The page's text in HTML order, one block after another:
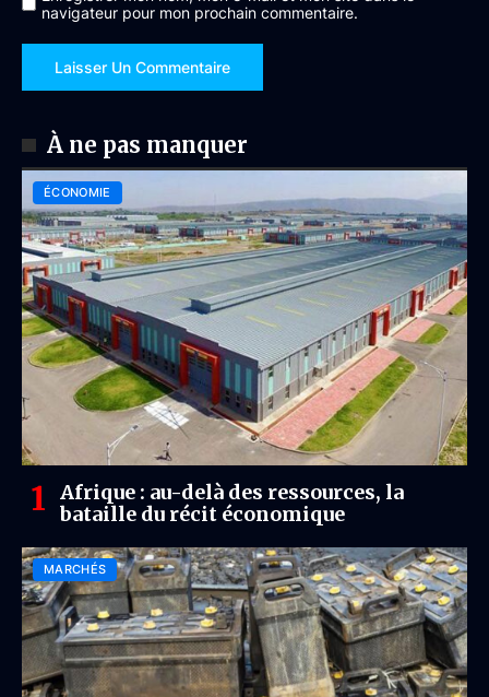
navigateur pour mon prochain commentaire.
À ne pas manquer
ÉCONOMIE
Afrique : au-delà des ressources, la
bataille du récit économique
MARCHÉS